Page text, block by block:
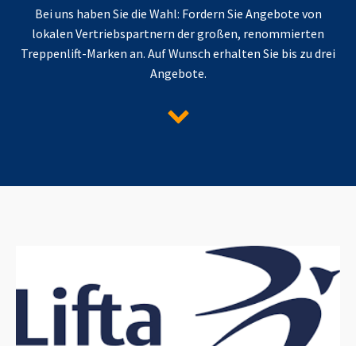
Bei uns haben Sie die Wahl: Fordern Sie Angebote von
lokalen Vertriebspartnern der großen, renommierten
Treppenlift-Marken an. Auf Wunsch erhalten Sie bis zu drei
Angebote.